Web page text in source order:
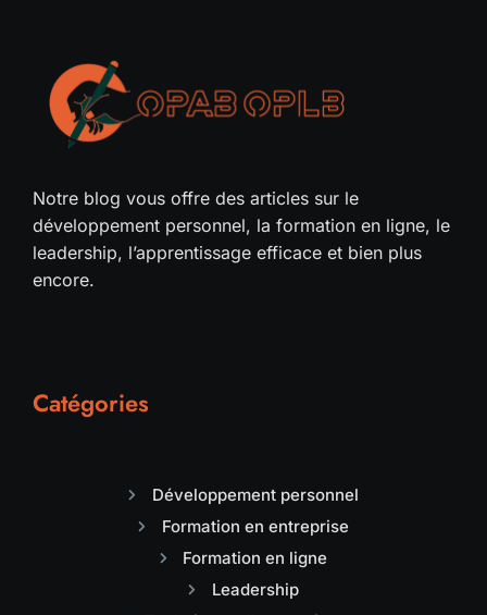
Notre blog vous offre des articles sur le
développement personnel, la formation en ligne, le
leadership, l’apprentissage efficace et bien plus
encore.
Catégories
Développement personnel
Formation en entreprise
Formation en ligne
Leadership